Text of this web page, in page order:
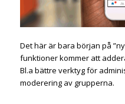
Det här är bara början på
funktioner kommer att
Bl.a bättre verktyg för
moderering av grupperna.